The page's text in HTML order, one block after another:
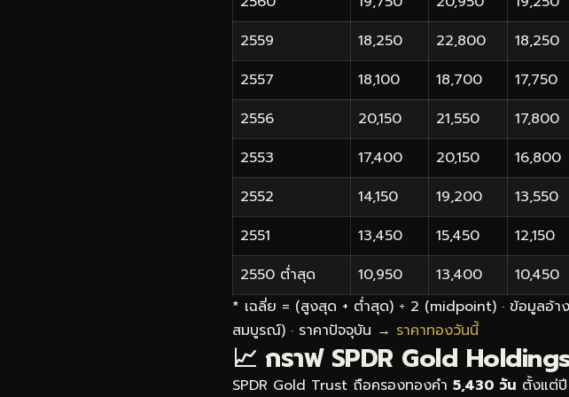
2559
18,250 22,800 18,250
2557
18,100 18,700 17,750
2556
20,150 21,550 17,800
2553
17,400 20,150 16,800
2552
14,150 19,200 13,550
2551
13,450 15,450 12,150
2550 ต่ำสุด 10,950 13,400 10,450
* เฉลี่ย = (สูงสุด + ต่ำสุด) ÷ 2 (midpoint) · ข้อมูลอ้า
สมบูรณ์) · ราคาปัจจุบัน → ราคาทองวันนี้
📈 กราฟ SPDR Gold
SPDR Gold Trust ถือครองทองคำ 5,430 วัน ตั้งแต่